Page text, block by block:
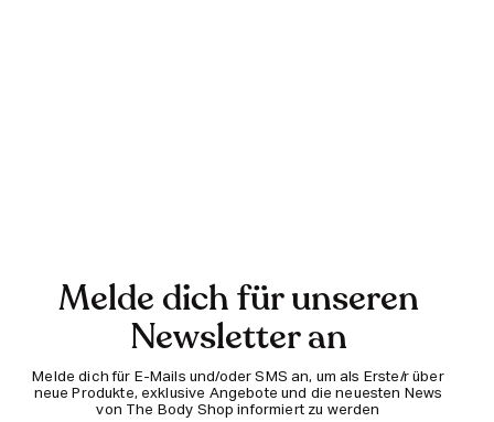
Melde dich für unseren
Newsletter an
Melde dich für E-Mails und/oder SMS an, um als Erste/r über
neue Produkte, exklusive Angebote und die neuesten News
von The Body Shop informiert zu werden